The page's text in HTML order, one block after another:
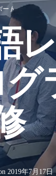
ート
2019年7月17日